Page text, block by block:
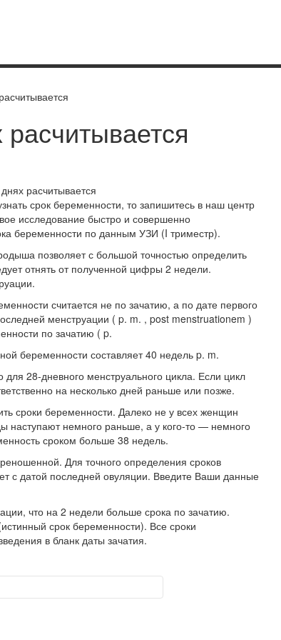
срок беременности, то запишитесь в наш центр
исследование быстро и совершенно
беременности по данным УЗИ (I триместр).
позволяет с большой точностью определить
отнять от полученной цифры 2 недели.
считается не по зачатию, а по дате первого
менструации ( p. m. , post menstruationem )
по зачатию ( p.
беременности составляет 40 недель p. m.
28-дневного менструального цикла. Если цикл
на несколько дней раньше или позже.
сроки беременности. Далеко не у всех женщин
наступают немного раньше, а у кого-то — немного
сроком больше 38 недель.
Для точного определения сроков
с датой последней овуляции. Введите Ваши данные
что на 2 недели больше срока по зачатию.
срок беременности). Все сроки
в бланк даты зачатия.